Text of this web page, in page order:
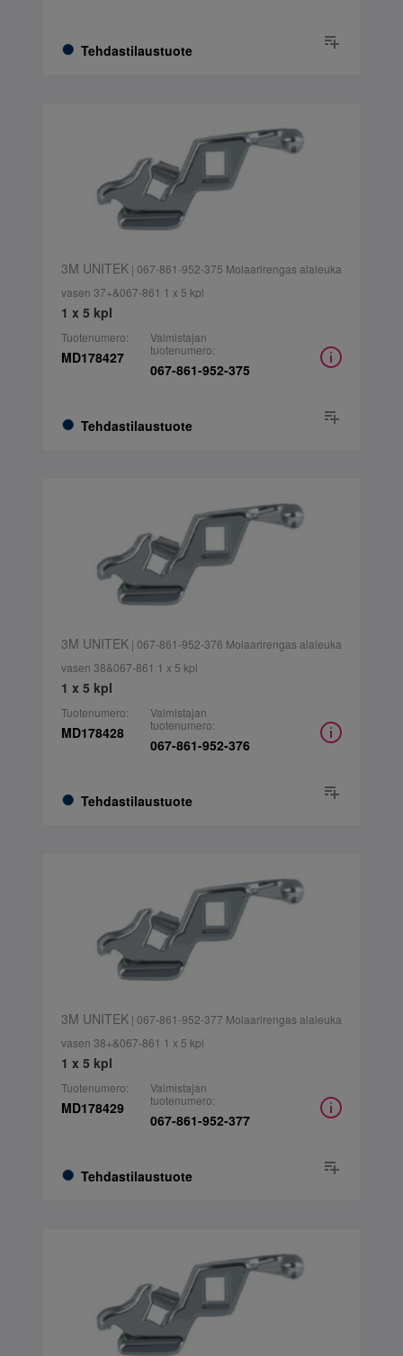
Tehdastilaustuote
3M UNITEK| 067-861-952-375 Molaarirengas alaleuka
vasen 37+&067-861 1 x 5 kpl
1 x 5 kpl
Tuotenumero:
MD178427
Tehdastilaustuote
Valmistajan
tuotenumero:
067-861-952-375
3M UNITEK| 067-861-952-376 Molaarirengas alaleuka
vasen 38&067-861 1 x 5 kpl
1 x 5 kpl
Tuotenumero:
MD178428
Tehdastilaustuote
Valmistajan
tuotenumero:
067-861-952-376
3M UNITEK| 067-861-952-377 Molaarirengas alaleuka
vasen 38+&067-861 1 x 5 kpl
1 x 5 kpl
Tuotenumero:
MD178429
Tehdastilaustuote
Valmistajan
tuotenumero:
067-861-952-377